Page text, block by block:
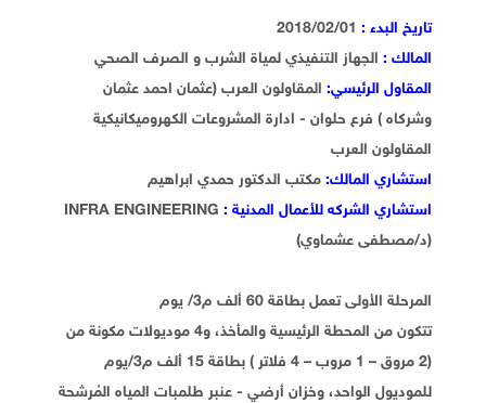
تاريخ البدء :
المالك : الجهاز التنفيذي لمياة الشرب و الصرف الصحي
المقاول الرئيسي: المقاولون العرب (عثمان احمد عثمان
وشركاه ) فرع حلوان - ادارة المشروعات الكهروميكانيكية
المقاولون العرب
استشاري المالك:مكتب الدكتور حمدي ابراهيم
استشاري الشركه للأعمال المدنية : INFRA ENGINEERING
(د/مصطفى عشماوي)
المرحلة الأولى تعمل بطاقة 60 ألف م3/ يوم
تتكون من المحطة الرئيسية والمأخذ، و4 موديولات مكونة من
(2 مروق – 1 مروب – 4 فلاتر ) بطاقة 15 ألف م3/يوم
للموديول الواحد، وخزان أرضي - عنبر طلمبات المياه المُرشحة